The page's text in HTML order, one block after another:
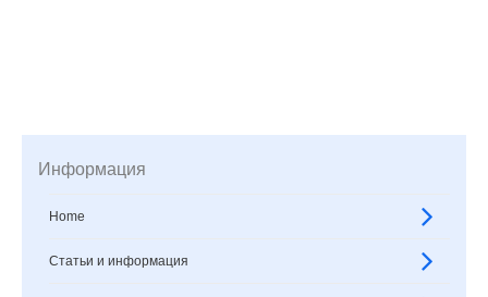
Информация
Home
Статьи и информация